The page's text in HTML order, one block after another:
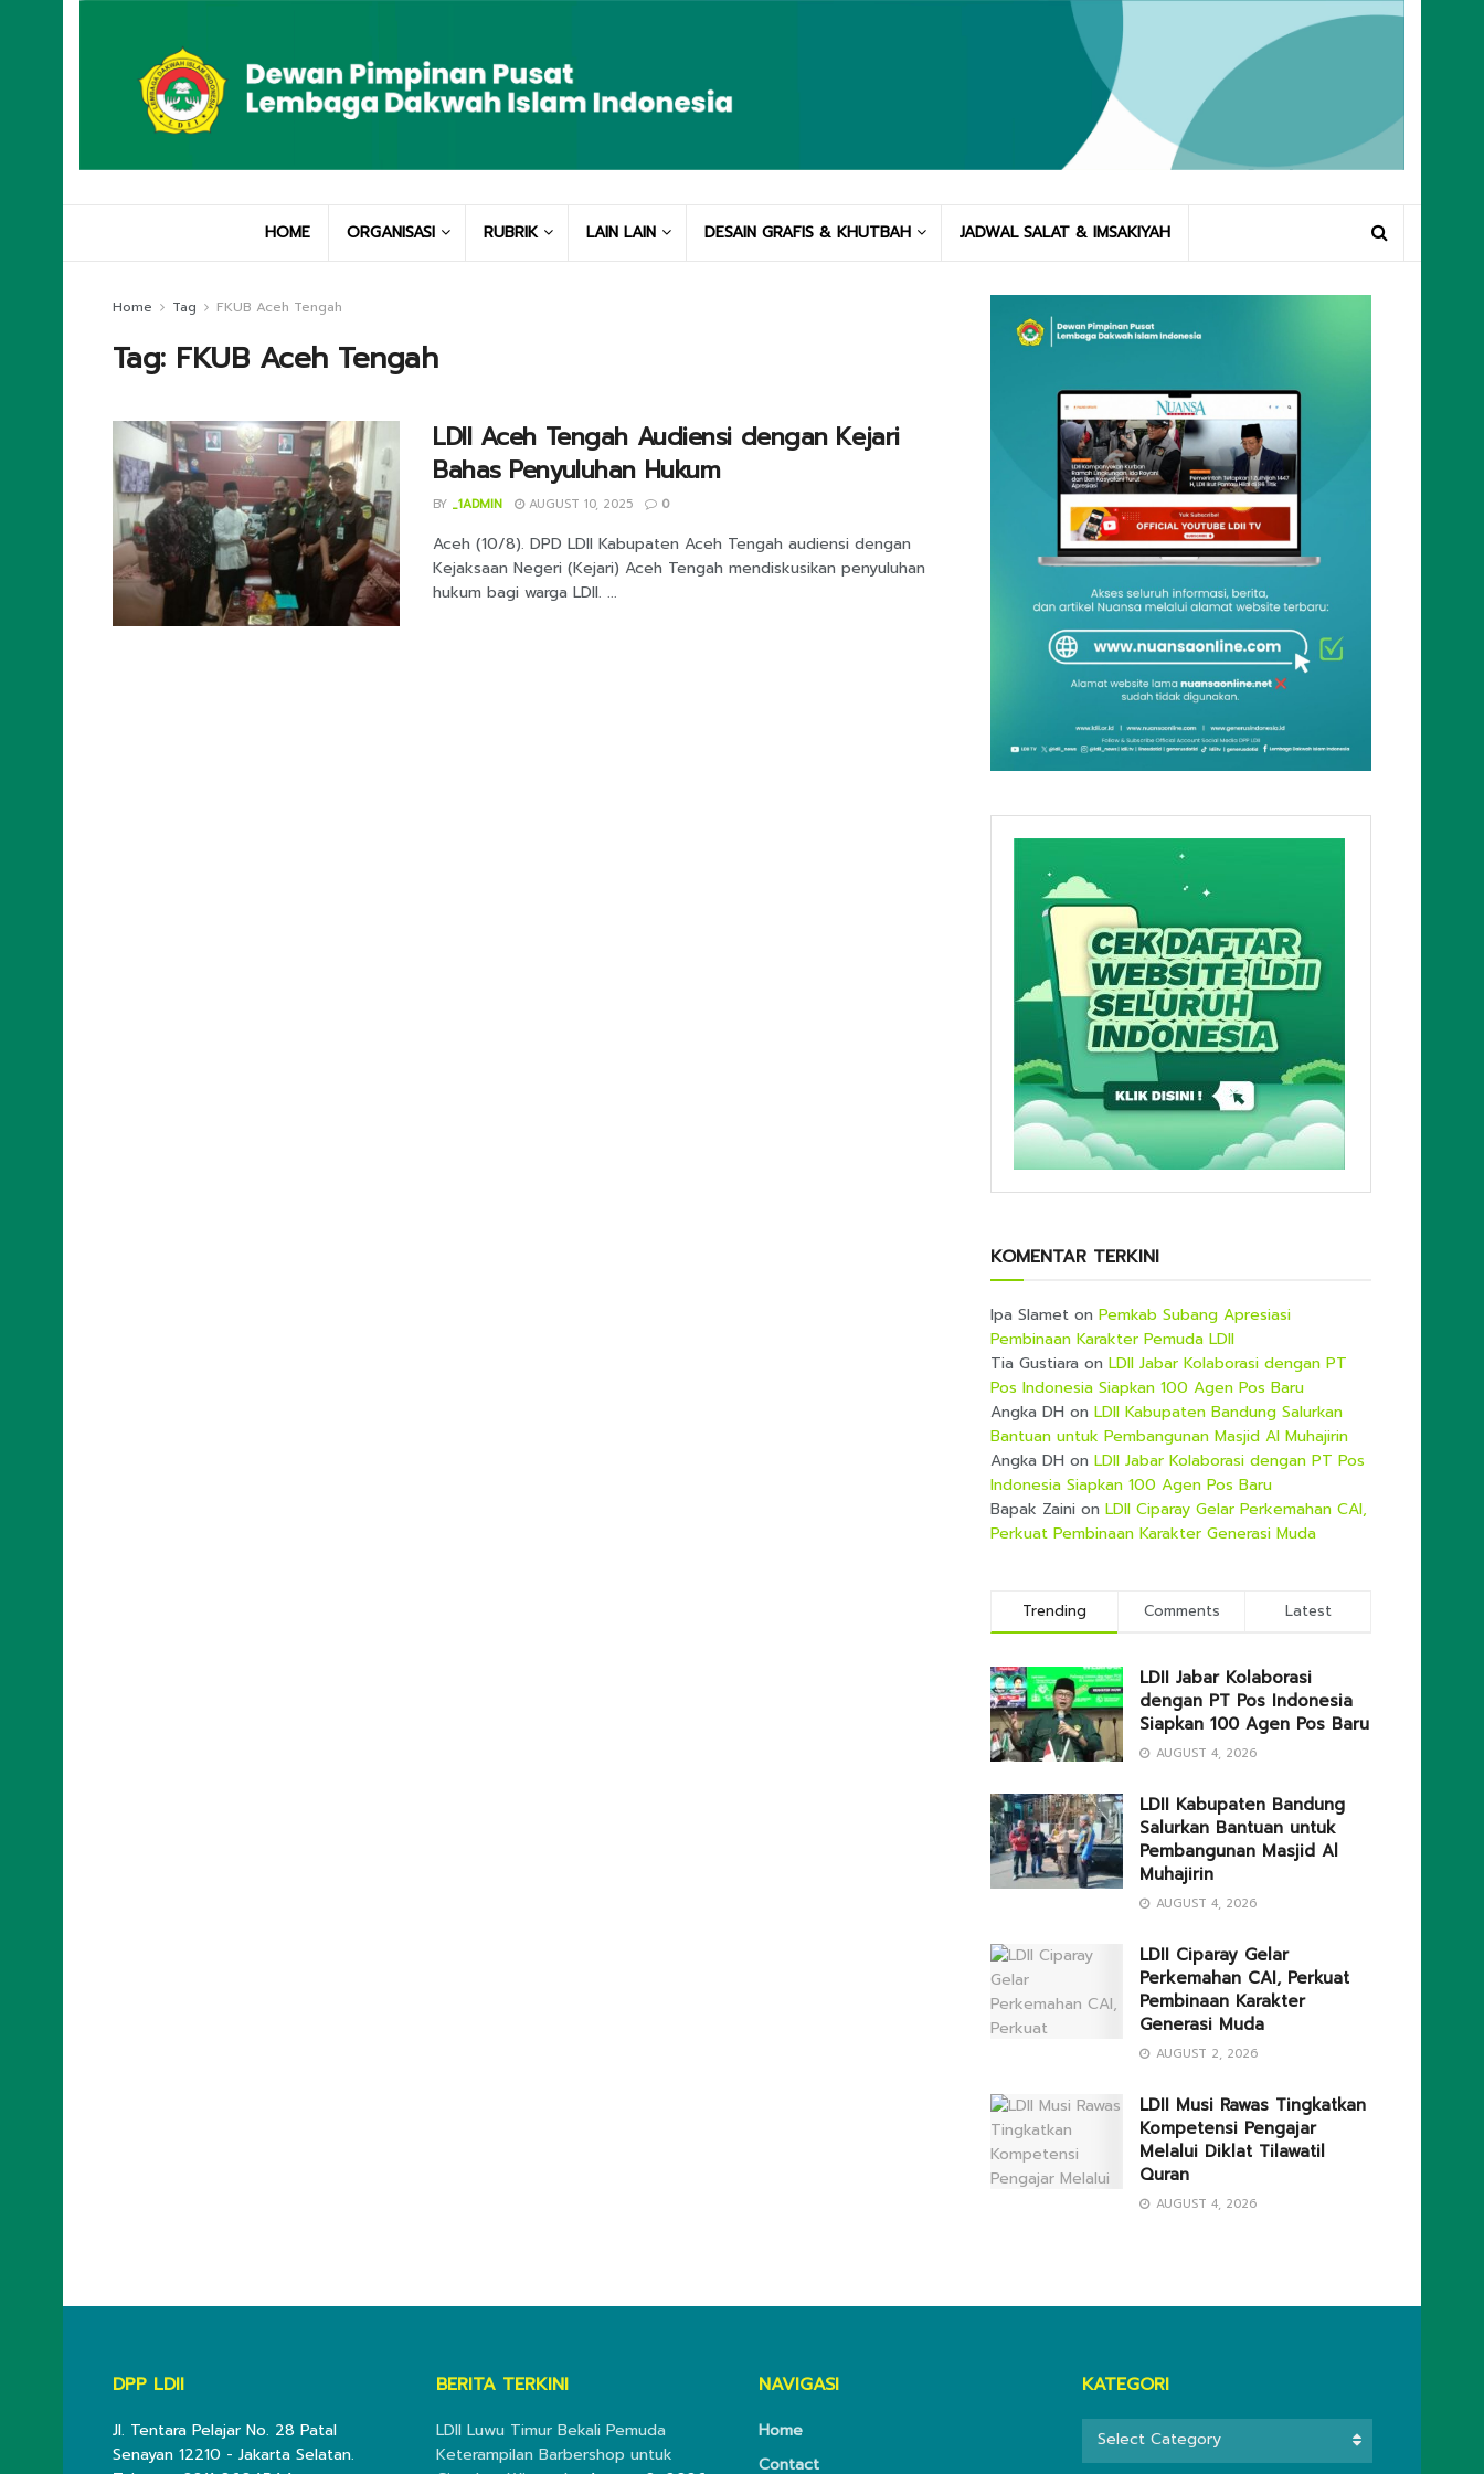
HOME ORGANISASI RUBRIK LAIN LAIN DESAIN GRAFIS & KHUTBAH JADWAL SALAT & IMSAKIYAH
Home Tag FKUB Aceh Tengah
Tag: FKUB Aceh Tengah
LDII Aceh Tengah Audiensi dengan Kejari
Bahas Penyuluhan Hukum
BY _1ADMIN AUGUST 10, 2025 0
Aceh (10/8). DPD LDII Kabupaten Aceh Tengah audiensi dengan
Kejaksaan Negeri (Kejari) Aceh Tengah mendiskusikan penyuluhan
hukum bagi warga LDII. ...
KOMENTAR TERKINI
Ipa Slamet on Pemkab Subang Apresiasi
Pembinaan Karakter Pemuda LDII
Tia Gustiara on LDII Jabar Kolaborasi dengan PT
Pos Indonesia Siapkan 100 Agen Pos Baru
Angka DH on LDII Kabupaten Bandung Salurkan
Bantuan untuk Pembangunan Masjid Al Muhajirin
Angka DH on LDII Jabar Kolaborasi dengan PT Pos
Indonesia Siapkan 100 Agen Pos Baru
Bapak Zaini on LDII Ciparay Gelar Perkemahan CAI,
Perkuat Pembinaan Karakter Generasi Muda
Trending Comments Latest
LDII Jabar Kolaborasi
dengan PT Pos Indonesia
Siapkan 100 Agen Pos Baru
AUGUST 4, 2026
LDII Kabupaten Bandung
Salurkan Bantuan untuk
Pembangunan Masjid Al
Muhajirin
AUGUST 4, 2026
LDII Ciparay Gelar
Perkemahan CAI, Perkuat
Pembinaan Karakter
Generasi Muda
AUGUST 2, 2026
LDII Musi Rawas Tingkatkan
Kompetensi Pengajar
Melalui Diklat Tilawatil
Quran
AUGUST 4, 2026
DPP LDII
Jl. Tentara Pelajar No. 28 Patal
Senayan 12210 - Jakarta Selatan.
BERITA TERKINI
LDII Luwu Timur Bekali Pemuda
Keterampilan Barbershop untuk
NAVIGASI
Home
Contact
KATEGORI
KATEGORI
Select Category